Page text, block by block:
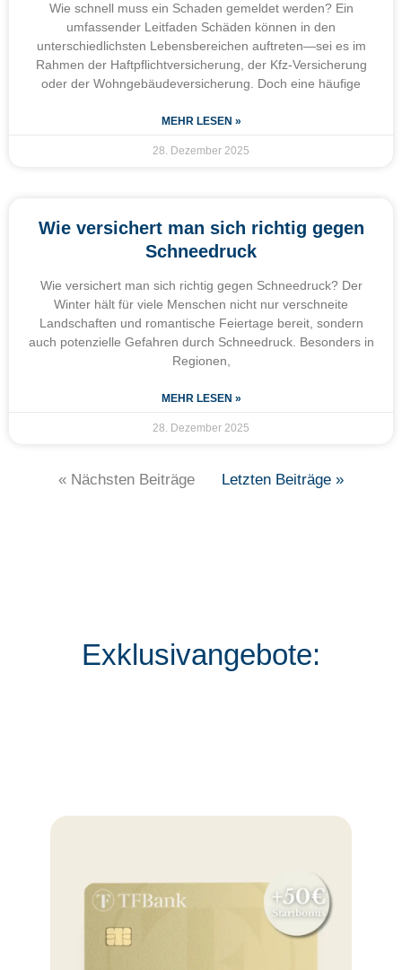
Wie schnell muss ein Schaden gemeldet werden? Ein
umfassender Leitfaden Schäden können in den
unterschiedlichsten Lebensbereichen auftreten—sei es im
Rahmen der Haftpflichtversicherung, der Kfz-Versicherung
oder der Wohngebäudeversicherung. Doch eine häufige
MEHR LESEN »
28. Dezember 2025
Wie versichert man sich richtig gegen
Schneedruck
Wie versichert man sich richtig gegen Schneedruck? Der
Winter hält für viele Menschen nicht nur verschneite
Landschaften und romantische Feiertage bereit, sondern
auch potenzielle Gefahren durch Schneedruck. Besonders in
Regionen,
MEHR LESEN »
28. Dezember 2025
« Nächsten Beiträge Letzten Beiträge »
Exklusivangebote: